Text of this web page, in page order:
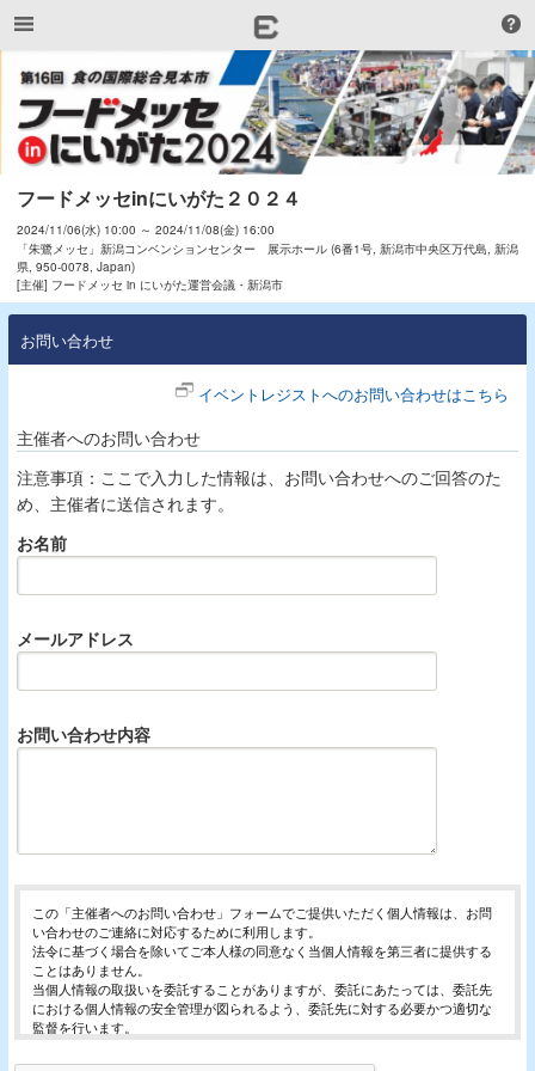
フードメッセinにいがた２０２４
2024/11/06(水) 10:00 ～ 2024/11/08(金) 16:00
「朱鷺メッセ」新潟コンベンションセンター 展示ホール (6番1号, 新潟市中央区万代島, 新潟
県, 950-0078, Japan)
[主催] フードメッセ in にいがた運営会議・新潟市
お問い合わせ
イベントレジストへのお問い合わせはこちら
主催者へのお問い合わせ
注意事項：ここで入力した情報は、お問い合わせへのご回答のた
め、主催者に送信されます。
お名前
メールアドレス
お問い合わせ内容
この「主催者へのお問い合わせ」フォームでご提供いただく個人情報は、お問
い合わせのご連絡に対応するために利用します。
法令に基づく場合を除いてご本人様の同意なく当個人情報を第三者に提供する
ことはありません。
当個人情報の取扱いを委託することがありますが、委託にあたっては、委託先
における個人情報の安全管理が図られるよう、委託先に対する必要かつ適切な
監督を行います。
止・消去および第三者への提供の停止（「開示等」といいます。）を受け付け